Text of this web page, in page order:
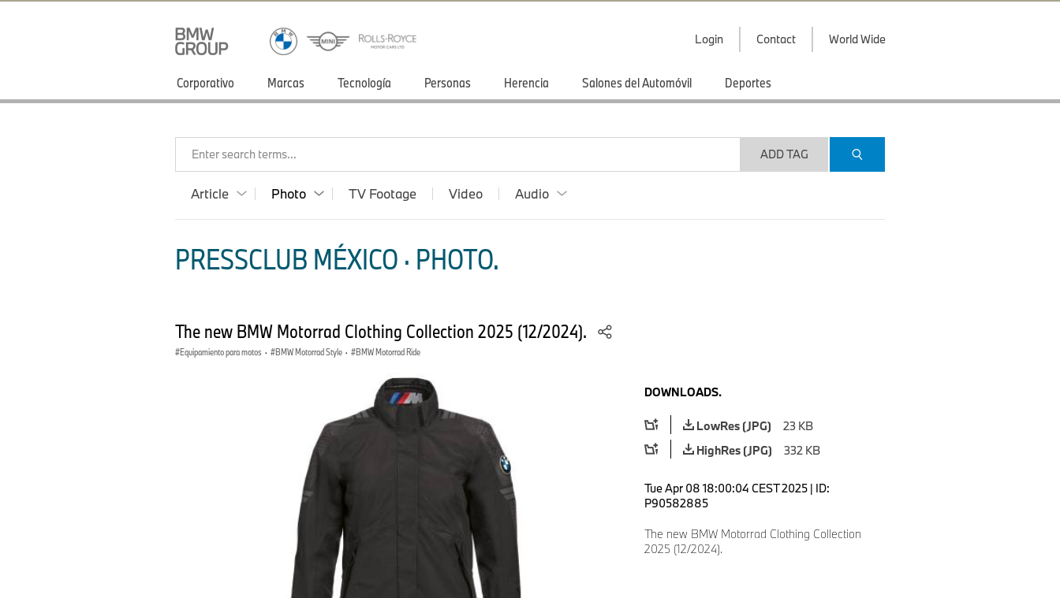
Login Contact World Wide
Corporativo Marcas Tecnología Personas Herencia Salones del Automóvil Deportes
Enter search terms... ADD TAG
Article Photo TV Footage Video Audio
PRESSCLUB MÉXICO · PHOTO.
The new BMW Motorrad Clothing Collection 2025 (12/2024).
Equipamiento para motos · BMW Motorrad Style · BMW Motorrad Ride
DOWNLOADS.
LowRes (JPG)
23 KB
HighRes (JPG)
332 KB
Tue Apr 08 18:00:04 CEST 2025 | ID:
P90582885
The new BMW Motorrad Clothing Collection
2025 (12/2024).